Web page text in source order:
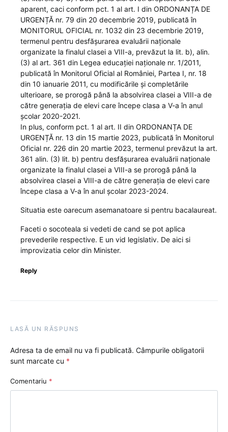
aparent, caci conform pct. 1 al art. I din ORDONANȚA DE
URGENȚĂ nr. 79 din 20 decembrie 2019, publicată în
MONITORUL OFICIAL nr. 1032 din 23 decembrie 2019,
termenul pentru desfășurarea evaluării naționale
organizate la finalul clasei a VIII-a, prevăzut la lit. b), alin.
(3) al art. 361 din Legea educației naționale nr. 1/2011,
publicată în Monitorul Oficial al României, Partea I, nr. 18
din 10 ianuarie 2011, cu modificările și completările
ulterioare, se prorogă până la absolvirea clasei a VIII-a de
către generația de elevi care începe clasa a V-a în anul
școlar 2020-2021.
In plus, conform pct. 1 al art. II din ORDONANȚA DE
URGENȚĂ nr. 13 din 15 martie 2023, publicată în Monitorul
Oficial nr. 226 din 20 martie 2023, termenul prevăzut la art.
361 alin. (3) lit. b) pentru desfășurarea evaluării naționale
organizate la finalul clasei a VIII-a se prorogă până la
absolvirea clasei a VIII-a de către generația de elevi care
începe clasa a V-a în anul școlar 2023-2024.
Situatia este oarecum asemanatoare si pentru bacalaureat.
Faceti o socoteala si vedeti de cand se pot aplica
prevederile respective. E un vid legislativ. De aici si
improvizatia celor din Minister.
Reply
LASĂ UN RĂSPUNS
Adresa ta de email nu va fi publicată. Câmpurile obligatorii
sunt marcate cu *
Comentariu *